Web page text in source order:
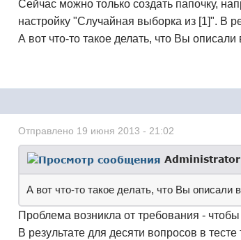
Сейчас можно только создать папочку,
настройку "Случайная выборка из [1]". В
А вот что-то такое делать, что Вы
Отправлено 19 июня 2013 - 21:02
А вот что-то такое делать, что Вы описали
Проблема возникла от требования -
В результате для десяти вопросов в